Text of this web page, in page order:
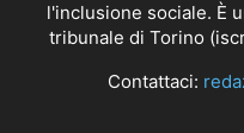
l'inclusione sociale. È
tribunale di Torino
Contattaci: